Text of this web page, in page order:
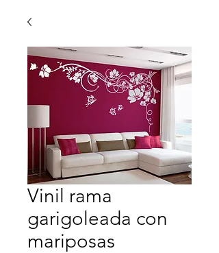
Vinil rama
garigoleada con
mariposas